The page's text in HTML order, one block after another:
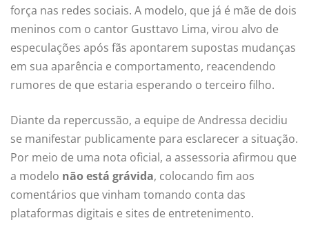
força nas redes sociais. A modelo, que já é mãe de dois
meninos com o cantor Gusttavo Lima, virou alvo de
especulações após fãs apontarem supostas mudanças
em sua aparência e comportamento, reacendendo
rumores de que estaria esperando o terceiro filho.
Diante da repercussão, a equipe de Andressa decidiu
se manifestar publicamente para esclarecer a situação.
Por meio de uma nota oficial, a assessoria afirmou que
a modelo não está grávida, colocando fim aos
comentários que vinham tomando conta das
plataformas digitais e sites de entretenimento.